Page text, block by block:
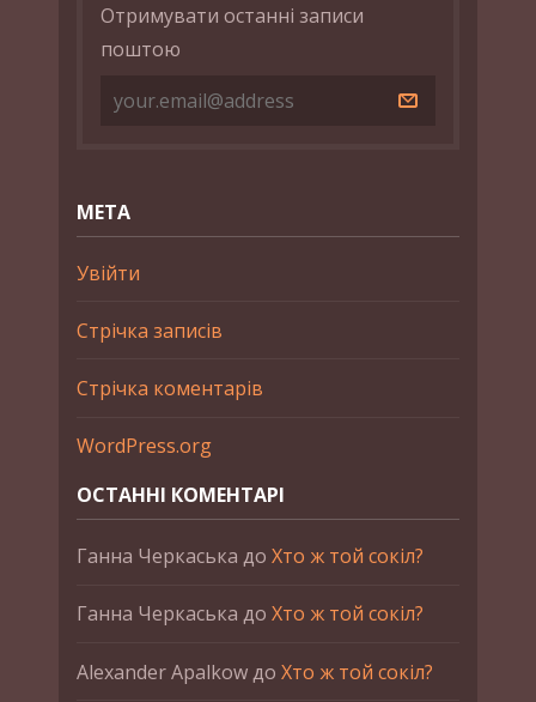
Отримувати останні записи
поштою
МЕТА
Увійти
Стрічка записів
Стрічка коментарів
WordPress.org
ОСТАННІ КОМЕНТАРІ
Ганна Черкаська до Хто ж той сокіл?
Ганна Черкаська до Хто ж той сокіл?
Alexander Apalkowдо Хто ж той сокіл?